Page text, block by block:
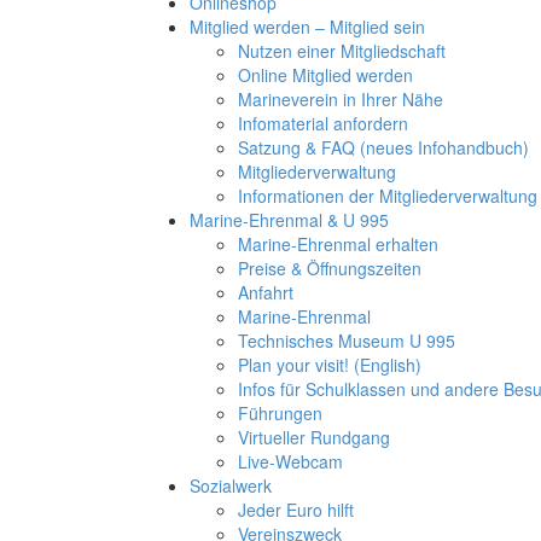
Mitglied werden – Mitglied sein
Nutzen einer Mitgliedschaft
Online Mitglied werden
Marineverein in Ihrer Nähe
Infomaterial anfordern
Satzung & FAQ (neues Infohandbuch)
Mitgliederverwaltung
Informationen der Mitgliederverwaltung
Marine-Ehrenmal & U 995
Marine-Ehrenmal erhalten
Preise & Öffnungszeiten
Anfahrt
Marine-Ehrenmal
Technisches Museum U 995
Plan your visit! (English)
Infos für Schulklassen und andere
Führungen
Virtueller Rundgang
Live-Webcam
Sozialwerk
Jeder Euro hilft
Vereinszweck